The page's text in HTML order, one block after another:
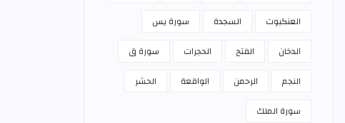
العنكبوت
السجدة
سورة يس
الدخان
الفتح الحجرات
سورة ق
النجم
الرحمن الواقعة
الحشر
سورة الملك